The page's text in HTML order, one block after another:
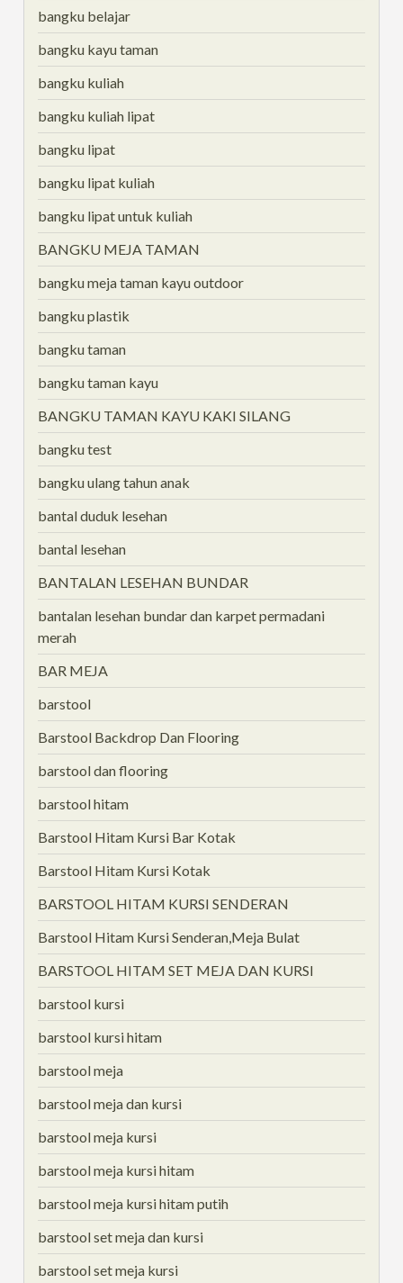
bangku belajar
bangku kayu taman
bangku kuliah
bangku kuliah lipat
bangku lipat
bangku lipat kuliah
bangku lipat untuk kuliah
BANGKU MEJA TAMAN
bangku meja taman kayu outdoor
bangku plastik
bangku taman
bangku taman kayu
BANGKU TAMAN KAYU KAKI SILANG
bangku test
bangku ulang tahun anak
bantal duduk lesehan
bantal lesehan
BANTALAN LESEHAN BUNDAR
bantalan lesehan bundar dan karpet permadani
merah
BAR MEJA
barstool
Barstool Backdrop Dan Flooring
barstool dan flooring
barstool hitam
Barstool Hitam Kursi Bar Kotak
Barstool Hitam Kursi Kotak
BARSTOOL HITAM KURSI SENDERAN
Barstool Hitam Kursi Senderan,Meja Bulat
BARSTOOL HITAM SET MEJA DAN KURSI
barstool kursi
barstool kursi hitam
barstool meja
barstool meja dan kursi
barstool meja kursi
barstool meja kursi hitam
barstool meja kursi hitam putih
barstool set meja dan kursi
barstool set meja kursi